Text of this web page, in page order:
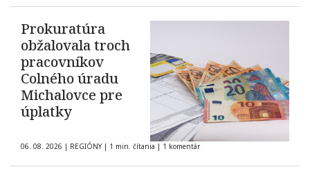
Prokuratúra
obžalovala troch
pracovníkov
Colného úradu
Michalovce pre
úplatky
06. 08. 2026 | REGIÓNY | 1 min. čítania | 1 komentár